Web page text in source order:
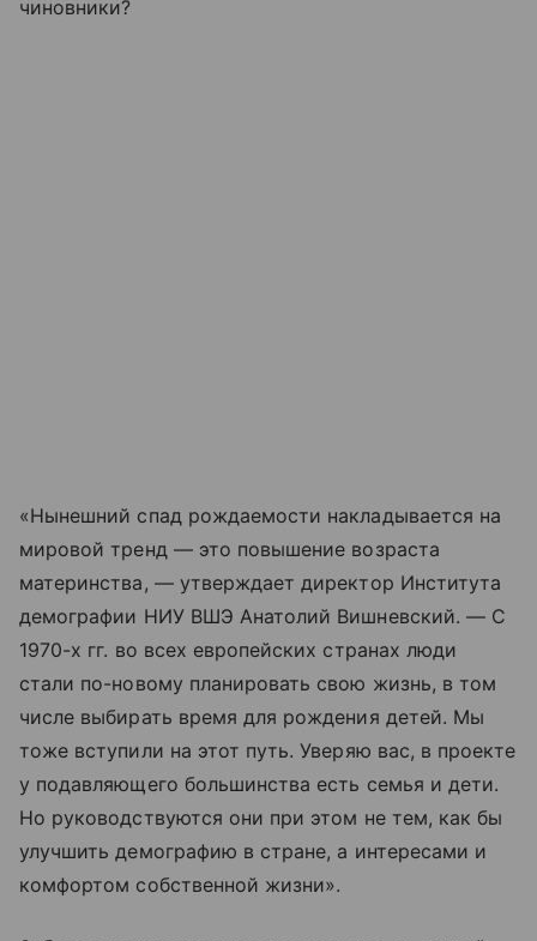
чиновники?
«Нынешний спад рождаемости накладывается на
мировой тренд — это повышение возраста
материнства, — утверждает директор Института
демографии НИУ ВШЭ Анатолий Вишневский. — С
1970-х гг. во всех европейских странах люди
стали по-новому планировать свою жизнь, в том
числе выбирать время для рождения детей. Мы
тоже вступили на этот путь. Уверяю вас, в проекте
у подавляющего большинства есть семья и дети.
Но руководствуются они при этом не тем, как бы
улучшить демографию в стране, а интересами и
комфортом собственной жизни».